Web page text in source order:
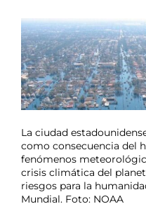
La ciudad
como consecuencia del
fenómenos
crisis climática del
riesgos para la
Mundial. Foto: NOAA